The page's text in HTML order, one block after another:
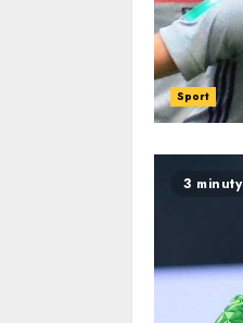
Sport
3 minuty